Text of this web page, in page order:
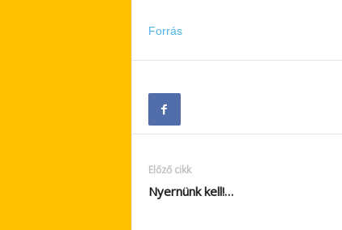
Forrás
Előző cikk
Nyernünk kell!…